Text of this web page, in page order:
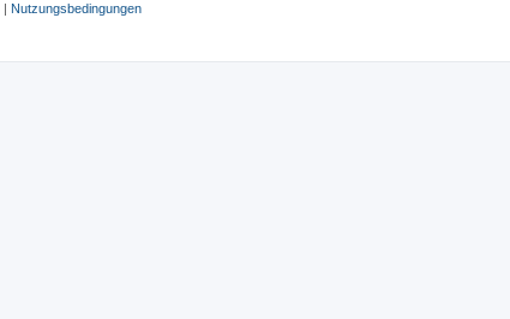
| Nutzungsbedingungen